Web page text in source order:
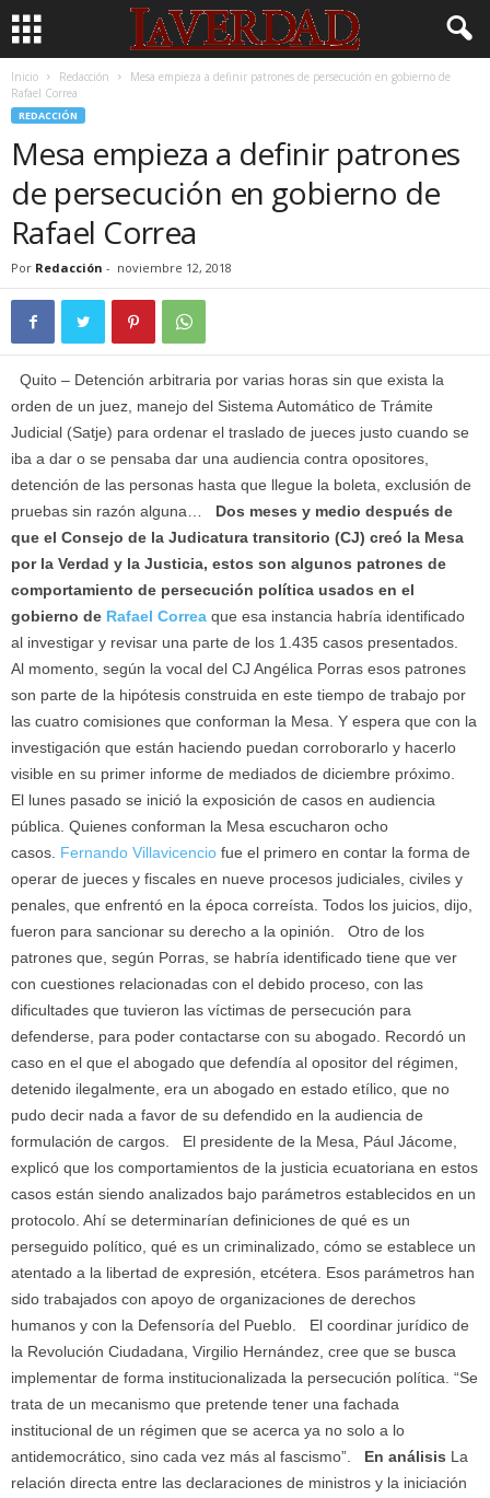
Inicio Redacción
Mesa empieza a definir patrones de persecución en gobierno de
Rafael Correa
REDACCIÓN
Mesa empieza a definir patrones
de persecución en gobierno de
Rafael Correa
Por Redacción - noviembre 12, 2018
Quito – Detención arbitraria por varias horas sin que exista la
orden de un juez, manejo del Sistema Automático de Trámite
Judicial (Satje) para ordenar el traslado de jueces justo cuando se
iba a dar o se pensaba dar una audiencia contra opositores,
detención de las personas hasta que llegue la boleta, exclusión de
pruebas sin razón alguna… Dos meses y medio después de
que el Consejo de la Judicatura transitorio (CJ) creó la Mesa
por la Verdad y la Justicia, estos son algunos patrones de
comportamiento de persecución política usados en el
gobierno de Rafael Correa que esa instancia habría identificado
al investigar y revisar una parte de los 1.435 casos presentados.
Al momento, según la vocal del CJ Angélica Porras esos patrones
son parte de la hipótesis construida en este tiempo de trabajo por
las cuatro comisiones que conforman la Mesa. Y espera que con la
investigación que están haciendo puedan corroborarlo y hacerlo
visible en su primer informe de mediados de diciembre próximo.
El lunes pasado se inició la exposición de casos en audiencia
pública. Quienes conforman la Mesa escucharon ocho
casos. Fernando Villavicencio fue el primero en contar la forma de
operar de jueces y fiscales en nueve procesos judiciales, civiles y
penales, que enfrentó en la época correísta. Todos los juicios, dijo,
fueron para sancionar su derecho a la opinión. Otro de los
patrones que, según Porras, se habría identificado tiene que ver
con cuestiones relacionadas con el debido proceso, con las
dificultades que tuvieron las víctimas de persecución para
defenderse, para poder contactarse con su abogado. Recordó un
caso en el que el abogado que defendía al opositor del régimen,
detenido ilegalmente, era un abogado en estado etílico, que no
pudo decir nada a favor de su defendido en la audiencia de
formulación de cargos. El presidente de la Mesa, Pául Jácome,
explicó que los comportamientos de la justicia ecuatoriana en estos
casos están siendo analizados bajo parámetros establecidos en un
protocolo. Ahí se determinarían definiciones de qué es un
perseguido político, qué es un criminalizado, cómo se establece un
atentado a la libertad de expresión, etcétera. Esos parámetros han
sido trabajados con apoyo de organizaciones de derechos
humanos y con la Defensoría del Pueblo. El coordinar jurídico de
la Revolución Ciudadana, Virgilio Hernández, cree que se busca
implementar de forma institucionalizada la persecución política. “Se
trata de un mecanismo que pretende tener una fachada
institucional de un régimen que se acerca ya no solo a lo
antidemocrático, sino cada vez más al fascismo”. En análisis La
relación directa entre las declaraciones de ministros y la iniciación